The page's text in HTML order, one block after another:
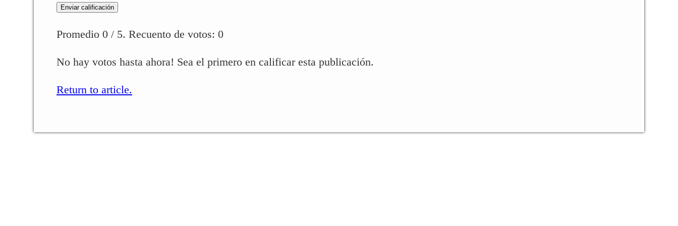
Enviar calificación
Promedio 0 / 5. Recuento de votos: 0
No hay votos hasta ahora! Sea el primero en calificar esta publicación.
Return to article.